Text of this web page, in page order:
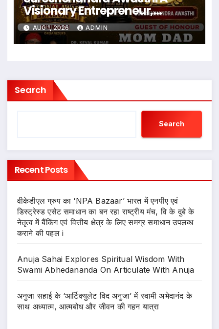
Visionary Entrepreneur,
Producer And Humanitarian
AUG 1, 2026 ADMIN
Search
Search
Recent Posts
वीकेडीएल ग्रुप का ‘NPA Bazaar’ भारत में एनपीए एवं
डिस्ट्रेस्ड एसेट समाधान का बन रहा राष्ट्रीय मंच, वि के दुबे के
नेतृत्व में बैंकिंग एवं वित्तीय क्षेत्र के लिए समग्र समाधान उपलब्ध
कराने की पहल i
Anuja Sahai Explores Spiritual Wisdom With
Swami Abhedananda On Articulate With Anuja
अनुजा सहाई के ‘आर्टिक्युलेट विद अनुजा’ में स्वामी अभेदानंद के
साथ अध्यात्म, आत्मबोध और जीवन की गहन यात्रा